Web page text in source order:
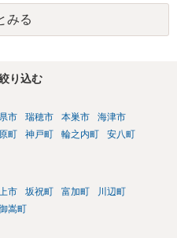
（ある程度費用をかけてでも取
相談・依頼することも考えられ
みる
り込む
市 瑞穂市 本巣市
海津市
町 神戸町 輪之内町
安八町
市 坂祝町 富加町
川辺町
嵩町